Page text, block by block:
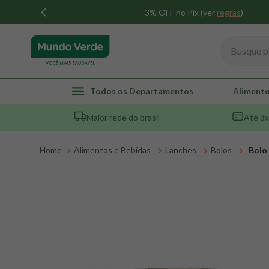
3% OFF no Pix (ver regras)
Todos os Departamentos
Maior rede do brasil Até
Alimentos e Bebidas Lanches Bolos Bolo
TERMOS MAIS BUSCADOS
1º whey
2º creatina